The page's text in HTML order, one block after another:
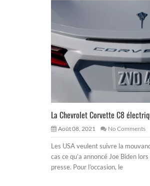
La Chevrolet Corvette C8
Août 08, 2021 No Comments
Les USA veulent suivre la
cas ce qu’a annoncé Joe Biden
presse. Pour l’occasion, le